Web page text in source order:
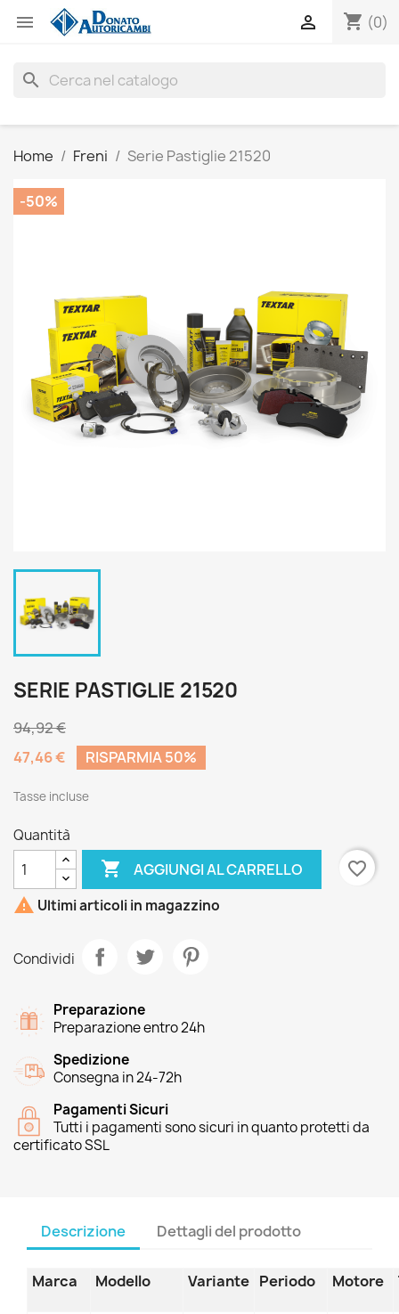
 shopping_cart (0)

search
Home Freni Serie Pastiglie 21520
-50%
SERIE PASTIGLIE 21520
94,92 €
47,46 €
RISPARMIA 50%
Tasse incluse
Quantità
 AGGIUNGI AL CARRELLO
favorite_border
 Ultimi articoli in magazzino
Condividi
Preparazione
Preparazione entro 24h
Spedizione
Consegna in 24-72h
Pagamenti Sicuri
Tutti i pagamenti sono sicuri in quanto protetti da
certificato SSL
Descrizione Dettagli del prodotto
Marca Modello Variante Periodo Motore